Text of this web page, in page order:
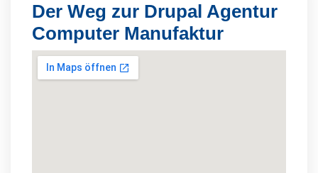
Der Weg zur Drupal Agentur
Computer Manufaktur